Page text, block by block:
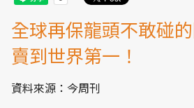
全球再保龍頭不敢碰
賣到世界第一！
資料來源：今周刊